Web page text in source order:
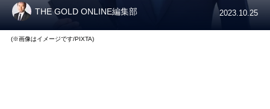
THE GOLD ONLINE編集部 2023.10.25
(※画像はイメージです/PIXTA)